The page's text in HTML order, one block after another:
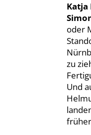
Katja
oder
zu
Und